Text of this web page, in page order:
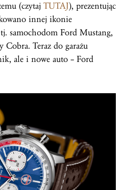
(czytaj TUTAJ), prezentując
innej ikonie
samochodom Ford Mustang,
Teraz do garażu
ale i nowe auto – Ford